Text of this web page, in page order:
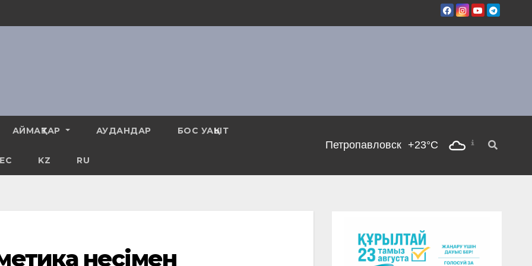
АЙМАҚТАР АУДАНДАР БОС УАҚЫТ
KZ RU
Петропавловск +23°C
несімен